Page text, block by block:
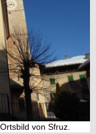
von Sfruz.